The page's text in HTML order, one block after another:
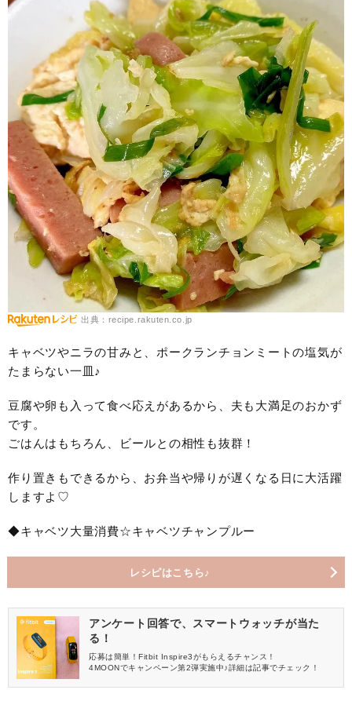
出典：recipe.rakuten.co.jp
キャベツやニラの甘みと、ポークランチョンミートの塩気が
たまらない一皿♪
豆腐や卵も入って食べ応えがあるから、夫も大満足のおかず
です。
ごはんはもちろん、ビールとの相性も抜群！
作り置きもできるから、お弁当や帰りが遅くなる日に大活躍
しますよ♡
◆キャベツ大量消費☆キャベツチャンプルー
レシピはこちら♪
アンケート回答で、スマートウォッチが当た
る！
応募は簡単！Fitbit Inspire3がもらえるチャンス！
4MOONでキャンペーン第2弾実施中♪詳細は記事でチェック！